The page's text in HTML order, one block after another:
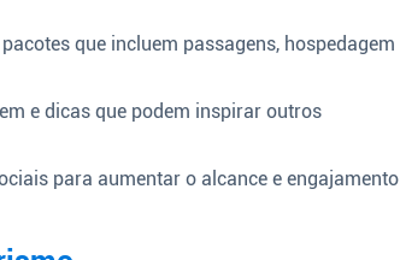
que incluem passagens, hospedagem
e dicas que podem inspirar outros
para aumentar o alcance e engajamento